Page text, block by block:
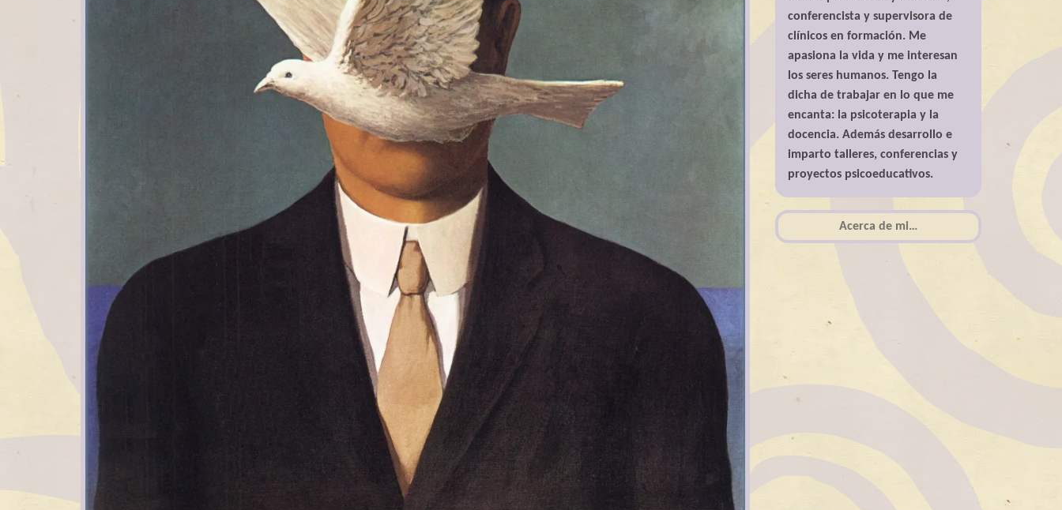
conferencista y supervisora de
clínicos en formación. Me
apasiona la vida y me interesan
los seres humanos. Tengo la
dicha de trabajar en lo que me
encanta: la psicoterapia y la
docencia. Además desarrollo e
imparto talleres, conferencias y
proyectos psicoeducativos.
Acerca de mi…